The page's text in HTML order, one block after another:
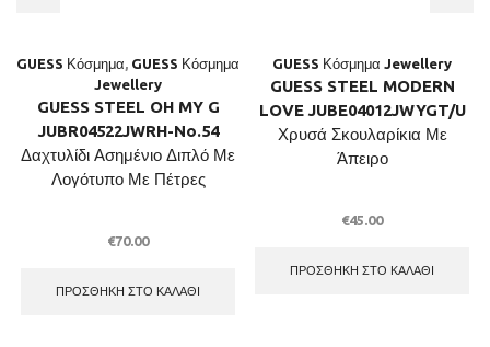
GUESS Κόσμημα, GUESS Κόσμημα
Jewellery
GUESS STEEL OH MY G
JUBR04522JWRH-No.54
Δαχτυλίδι Ασημένιο Διπλό Με
Λογότυπο Με Πέτρες
€70.00
ΠΡΟΣΘΉΚΗ ΣΤΟ ΚΑΛΆΘΙ
GUESS Κόσμημα Jewellery
GUESS STEEL MODERN
LOVE JUBE04012JWYGT/U
Χρυσά Σκουλαρίκια Με
Άπειρο
€45.00
ΠΡΟΣΘΉΚΗ ΣΤΟ ΚΑΛΆΘΙ